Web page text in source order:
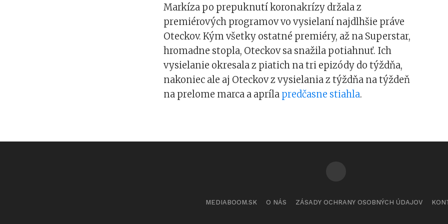
Markíza po prepuknutí koronakrízy držala z
premiérových programov vo vysielaní najdlhšie práve
Oteckov. Kým všetky ostatné premiéry, až na Superstar,
hromadne stopla, Oteckov sa snažila potiahnuť. Ich
vysielanie okresala z piatich na tri epizódy do týždňa,
nakoniec ale aj Oteckov z vysielania z týždňa na týždeň
na prelome marca a apríla predčasne stiahla.
MEDIABOOM.SK O NÁS ZÁSADY OCHRANY OSOBNÝCH ÚDAJOV